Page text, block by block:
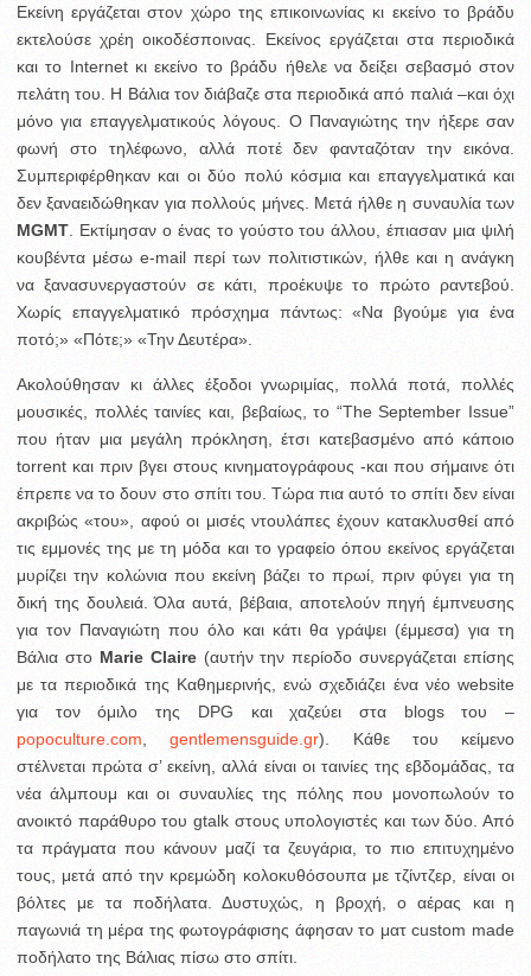
Εκείνη εργάζεται στον χώρο της επικοινωνίας κι εκείνο το βράδυ
εκτελούσε χρέη οικοδέσποινας. Εκείνος εργάζεται στα περιοδικά
και το Internet κι εκείνο το βράδυ ήθελε να δείξει σεβασμό στον
πελάτη του. Η Βάλια τον διάβαζε στα περιοδικά από παλιά –και όχι
μόνο για επαγγελματικούς λόγους. Ο Παναγιώτης την ήξερε σαν
φωνή στο τηλέφωνο, αλλά ποτέ δεν φανταζόταν την εικόνα.
Συμπεριφέρθηκαν και οι δύο πολύ κόσμια και επαγγελματικά και
δεν ξαναειδώθηκαν για πολλούς μήνες. Μετά ήλθε η συναυλία των
MGMT . Εκτίμησαν ο ένας το γούστο του άλλου, έπιασαν μια ψιλή
κουβέντα μέσω e-mail περί των πολιτιστικών, ήλθε και η ανάγκη
να ξανασυνεργαστούν σε κάτι, προέκυψε το πρώτο ραντεβού.
Χωρίς επαγγελματικό πρόσχημα πάντως: «Να βγούμε για ένα
ποτό;» «Πότε;» «Την Δευτέρα».
Ακολούθησαν κι άλλες έξοδοι γνωριμίας, πολλά ποτά, πολλές
μουσικές, πολλές ταινίες και, βεβαίως, το “The September Issue”
που ήταν μια μεγάλη πρόκληση, έτσι κατεβασμένο από κάποιο
torrent και πριν βγει στους κινηματογράφους -και που σήμαινε ότι
έπρεπε να το δουν στο σπίτι του. Τώρα πια αυτό το σπίτι δεν είναι
ακριβώς «του», αφού οι μισές ντουλάπες έχουν κατακλυσθεί από
τις εμμονές της με τη μόδα και το γραφείο όπου εκείνος εργάζεται
μυρίζει την κολώνια που εκείνη βάζει το πρωί, πριν φύγει για τη
δική της δουλειά. Όλα αυτά, βέβαια, αποτελούν πηγή έμπνευσης
για τον Παναγιώτη που όλο και κάτι θα γράψει (έμμεσα) για τη
Βάλια στο Marie Claire(αυτήν την περίοδο συνεργάζεται επίσης
με τα περιοδικά της Καθημερινής, ενώ σχεδιάζει ένα νέο website
για τον όμιλο της DPG και χαζεύει στα blogs του –
popoculture.com ,gentlemensguide.gr). Κάθε του κείμενο
στέλνεται πρώτα σ’ εκείνη, αλλά είναι οι ταινίες της εβδομάδας, τα
νέα άλμπουμ και οι συναυλίες της πόλης που μονοπωλούν το
ανοικτό παράθυρο του gtalk στους υπολογιστές και των δύο. Από
τα πράγματα που κάνουν μαζί τα ζευγάρια, το πιο επιτυχημένο
τους, μετά από την κρεμώδη κολοκυθόσουπα με τζίντζερ, είναι οι
βόλτες με τα ποδήλατα. Δυστυχώς, η βροχή, ο αέρας και η
παγωνιά τη μέρα της φωτογράφισης άφησαν το ματ custom made
ποδήλατο της Βάλιας πίσω στο σπίτι.